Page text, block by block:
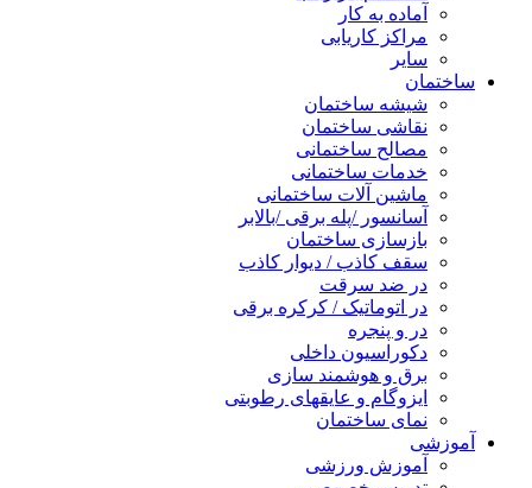
آماده به کار
مراکز کاریابی
سایر
ساختمان
شیشه ساختمان
نقاشی ساختمان
مصالح ساختمانی
خدمات ساختمانی
ماشین آلات ساختمانی
آسانسور /پله برقی /بالابر
بازسازی ساختمان
سقف کاذب / دیوار کاذب
در ضد سرقت
در اتوماتیک / کرکره برقی
در و پنجره
دکوراسیون داخلی
برق و هوشمند سازی
ایزوگام و عایقهای رطوبتی
نمای ساختمان
آموزشی
آموزش ورزشی